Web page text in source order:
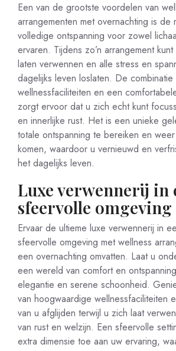
Een van de grootste voordelen van
arrangementen met overnachting is de
volledige ontspanning voor zowel
ervaren. Tijdens zo’n arrangement
laten verwennen en alle stress en
dagelijks leven loslaten. De combinatie
wellnessfaciliteiten en een
zorgt ervoor dat u zich echt kunt
en innerlijke rust. Het is een unieke
totale ontspanning te bereiken en
komen, waardoor u vernieuwd en
het dagelijks leven.
Luxe verwennerij in
sfeervolle omgeving
Ervaar de ultieme luxe verwennerij in
sfeervolle omgeving met wellness
een overnachting omvatten. Laat u
een wereld van comfort en
elegantie en serene schoonheid.
van hoogwaardige wellnessfaciliteiten
van u afglijden terwijl u zich laat
van rust en welzijn. Een sfeervolle
extra dimensie toe aan uw ervaring,